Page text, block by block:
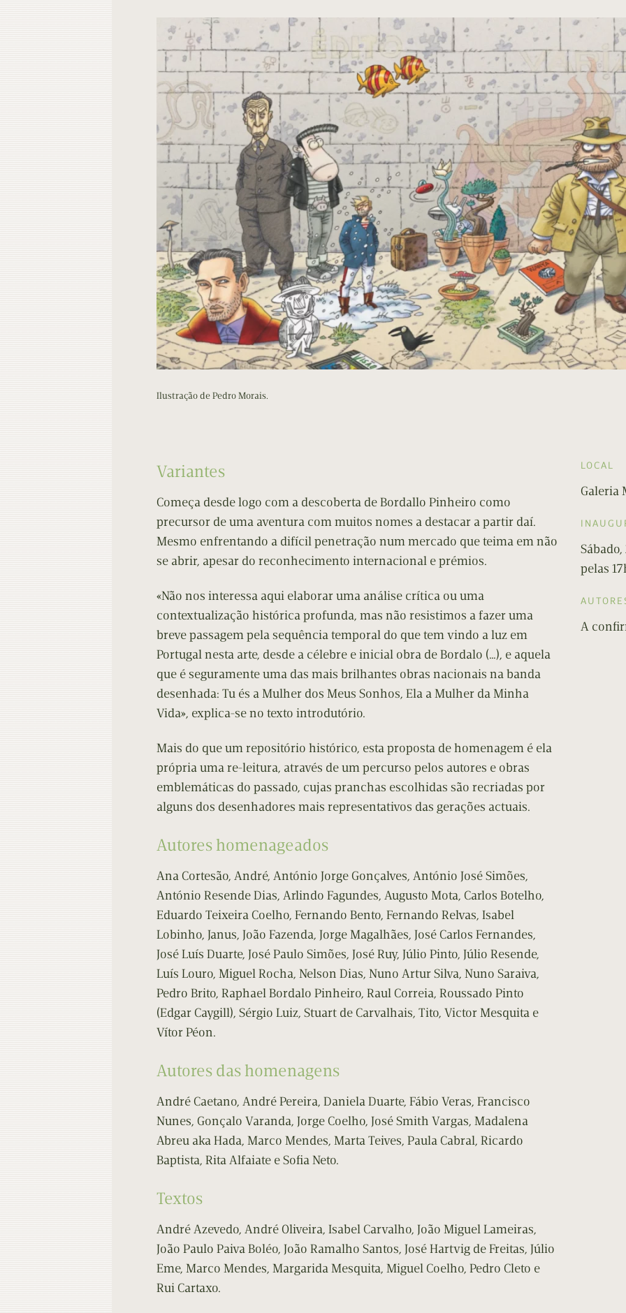
Doação de Edições
Ilustração de Pedro Morais.
Variantes
Começa desde logo com a descoberta de Bordallo Pinheiro como
precursor de uma aventura com muitos nomes a destacar a partir daí.
Mesmo enfrentando a difícil penetração num mercado que teima em não
se abrir, apesar do reconhecimento internacional e prémios.
«Não nos interessa aqui elaborar uma análise crítica ou uma
contextualização histórica profunda, mas não resistimos a fazer uma
breve passagem pela sequência temporal do que tem vindo a luz em
Portugal nesta arte, desde a célebre e inicial obra de Bordalo (…), e aquela
que é seguramente uma das mais brilhantes obras nacionais na banda
desenhada: Tu és a Mulher dos Meus Sonhos, Ela a Mulher da Minha
Vida», explica-se no texto introdutório.
Mais do que um repositório histórico, esta proposta de homenagem é ela
própria uma re-leitura, através de um percurso pelos autores e obras
emblemáticas do passado, cujas pranchas escolhidas são recriadas por
alguns dos desenhadores mais representativos das gerações actuais.
Autores homenageados
Ana Cortesão, André, António Jorge Gonçalves, António José Simões,
António Resende Dias, Arlindo Fagundes, Augusto Mota, Carlos Botelho,
Eduardo Teixeira Coelho, Fernando Bento, Fernando Relvas, Isabel
Lobinho, Janus, João Fazenda, Jorge Magalhães, José Carlos Fernandes,
José Luís Duarte, José Paulo Simões, José Ruy, Júlio Pinto, Júlio Resende,
Luís Louro, Miguel Rocha, Nelson Dias, Nuno Artur Silva, Nuno Saraiva,
Pedro Brito, Raphael Bordalo Pinheiro, Raul Correia, Roussado Pinto
(Edgar Caygill), Sérgio Luiz, Stuart de Carvalhais, Tito, Victor Mesquita e
Vítor Péon.
Autores das homenagens
André Caetano, André Pereira, Daniela Duarte, Fábio Veras, Francisco
Nunes, Gonçalo Varanda, Jorge Coelho, José Smith Vargas, Madalena
Abreu aka Hada, Marco Mendes, Marta Teives, Paula Cabral, Ricardo
Baptista, Rita Alfaiate e Sofia Neto.
Textos
André Azevedo, André Oliveira, Isabel Carvalho, João Miguel Lameiras,
João Paulo Paiva Boléo, João Ramalho Santos, José Hartvig de Freitas, Júlio
Eme, Marco Mendes, Margarida Mesquita, Miguel Coelho, Pedro Cleto e
Rui Cartaxo.
LOCAL
Galeria
pelas
A